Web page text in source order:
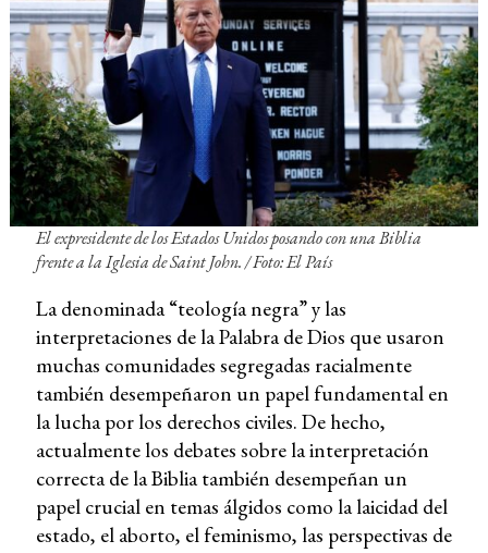
El expresidente de los Estados Unidos posando con una Biblia
frente a la Iglesia de Saint John. /Foto: El País
La denominada “teología negra” y las
interpretaciones de la Palabra de Dios que usaron
muchas comunidades segregadas racialmente
también desempeñaron un papel fundamental en
la lucha por los derechos civiles. De hecho,
actualmente los debates sobre la interpretación
correcta de la Biblia también desempeñan un
papel crucial en temas álgidos como la laicidad del
estado, el aborto, el feminismo, las perspectivas de